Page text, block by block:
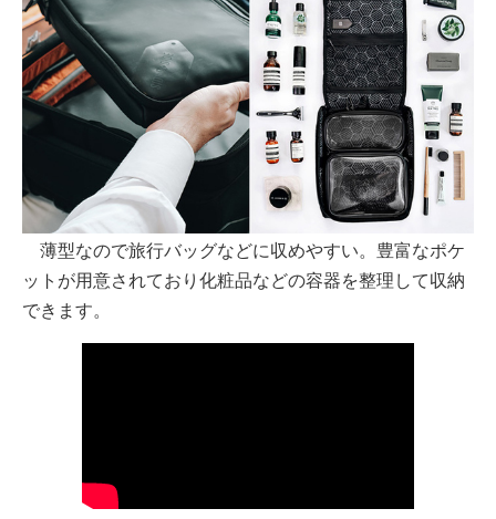
薄型なので旅行バッグなどに収めやすい。豊富なポケ
ットが用意されており化粧品などの容器を整理して収納
できます。